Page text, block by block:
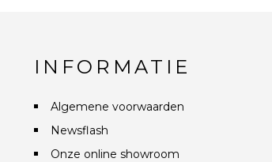
INFORMATIE
Algemene voorwaarden
Newsflash
Onze online showroom